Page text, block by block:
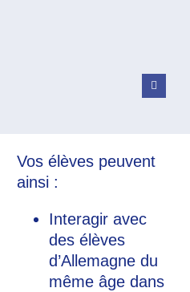
Vos élèves peuvent
ainsi :
Interagir avec
des élèves
d’Allemagne du
même âge dans